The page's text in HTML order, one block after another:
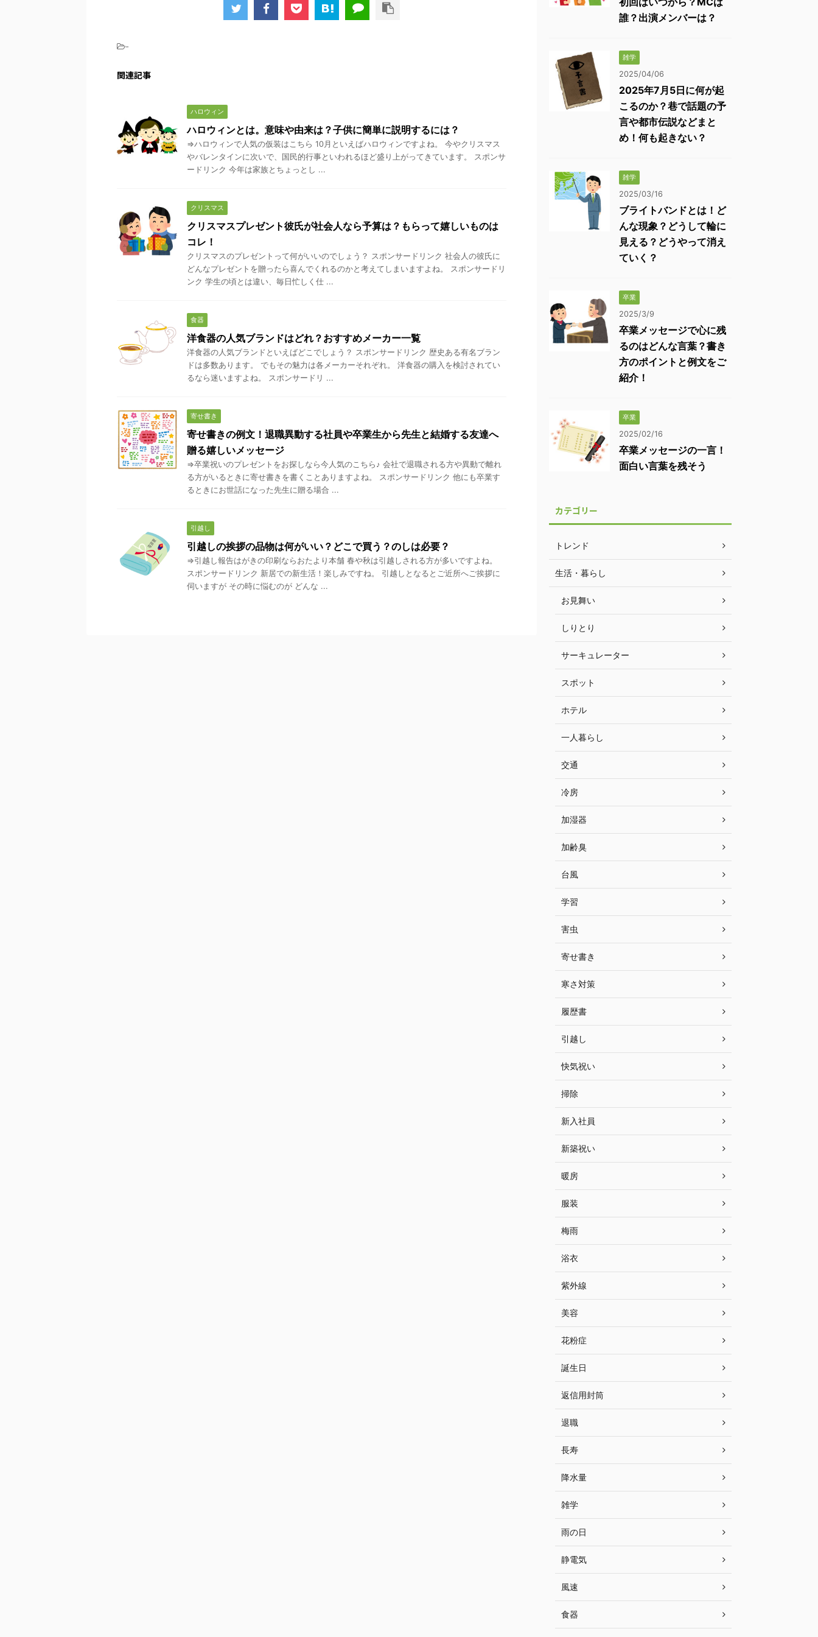
-
関連記事
ハロウィン
ハロウィンとは。意味や由来は？子供に簡単に説明するには？
⇒ハロウィンで人気の仮装はこちら 10月といえばハロウィンですよね。 今やクリスマス
やバレンタインに次いで、国民的行事といわれるほど盛り上がってきています。 スポンサ
ードリンク 今年は家族とちょっとし ...
クリスマス
クリスマスプレゼント彼氏が社会人なら予算は？もらって嬉しいものは
コレ！
クリスマスのプレゼントって何がいいのでしょう？ スポンサードリンク 社会人の彼氏に
どんなプレゼントを贈ったら喜んでくれるのかと考えてしまいますよね。 スポンサードリ
ンク 学生の頃とは違い、毎日忙しく仕 ...
食器
洋食器の人気ブランドはどれ？おすすめメーカー一覧
洋食器の人気ブランドといえばどこでしょう？ スポンサードリンク 歴史ある有名ブラン
ドは多数あります。 でもその魅力は各メーカーそれぞれ。 洋食器の購入を検討されてい
るなら迷いますよね。 スポンサードリ ...
寄せ書き
寄せ書きの例文！退職異動する社員や卒業生から先生と結婚する友達へ
贈る嬉しいメッセージ
⇒卒業祝いのプレゼントをお探しなら今人気のこちら♪ 会社で退職される方や異動で離れ
る方がいるときに寄せ書きを書くことありますよね。 スポンサードリンク 他にも卒業す
るときにお世話になった先生に贈る場合 ...
引越し
引越しの挨拶の品物は何がいい？どこで買う？のしは必要？
⇒引越し報告はがきの印刷ならおたより本舗 春や秋は引越しされる方が多いですよね。
スポンサードリンク 新居での新生活！楽しみですね。 引越しとなるとご近所へご挨拶に
伺いますが その時に悩むのが どんな ...
誰？出演メンバーは？
雑学
2025/04/06
2025年7月5日に何が起
こるのか？巷で話題の予
言や都市伝説などまと
め！何も起きない？
雑学
2025/03/16
ブライトバンドとは！ど
んな現象？どうして輪に
見える？どうやって消え
ていく？
卒業
2025/3/9
卒業メッセージで心に残
るのはどんな言葉？書き
方のポイントと例文をご
紹介！
卒業
2025/02/16
卒業メッセージの一言！
面白い言葉を残そう
カテゴリー
トレンド
生活・暮らし
お見舞い
しりとり
サーキュレーター
スポット
ホテル
一人暮らし
交通
冷房
加湿器
加齢臭
台風
学習
害虫
寄せ書き
寒さ対策
履歴書
引越し
快気祝い
掃除
新入社員
新築祝い
暖房
服装
梅雨
浴衣
紫外線
美容
花粉症
誕生日
返信用封筒
退職
長寿
降水量
雑学
雨の日
静電気
風速
食器